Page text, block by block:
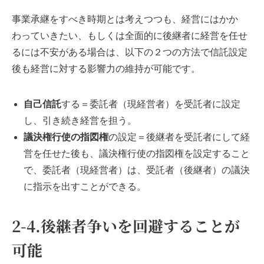
事業承継をすべき時期とは考えつつも、経営にはかか
わっていきたい、もしくは全面的に後継者に経営を任せ
るには不安がある場合は、以下の２つの方法で信託設定
後も経営に対する影響力の維持が可能です。
自己信託する＝委託者（現経営者）を受託者に設定
し、引き続き経営を担う。
議決権行使の指図権の設定＝後継者を受託者にして経
営を任せた後も、議決権行使の指図権を設定すること
で、委託者（現経営者）は、受託者（後継者）の議決
に指示を出すことができる。
2-4.後継者争いを回避することが
可能